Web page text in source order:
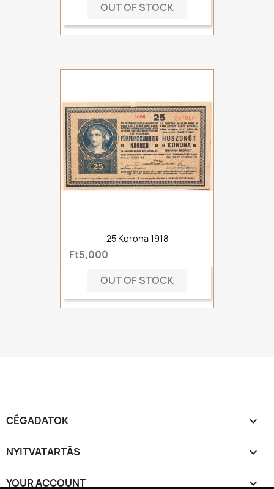
OUT OF STOCK
25 Korona 1918
Ft5,000
OUT OF STOCK
CÉGADATOK 
NYITVATARTÁS 
YOUR ACCOUNT 